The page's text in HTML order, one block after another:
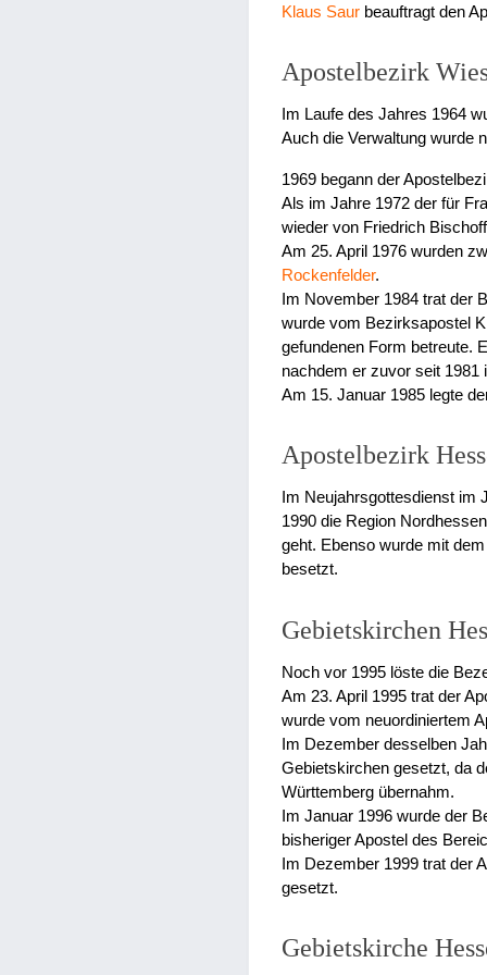
Klaus Saur beauftragt den
Apostelbezirk
Im Laufe des Jahres 1964
Auch die Verwaltung wurde
1969 begann der
Als im Jahre 1972 der für
wieder von Friedrich
Am 25. April 1976 wurden
Rockenfelder.
Im November 1984 trat der
wurde vom Bezirksapostel
gefundenen Form betreute.
nachdem er zuvor seit 1981
Am 15. Januar 1985 legte
Apostelbezirk
Im Neujahrsgottesdienst im
1990 die Region
geht. Ebenso wurde mit
besetzt.
Gebietskirchen
Noch vor 1995 löste die
Am 23. April 1995 trat der
wurde vom neuordiniertem
Im Dezember desselben
Gebietskirchen gesetzt, da
Württemberg übernahm.
Im Januar 1996 wurde der
bisheriger Apostel des
Im Dezember 1999 trat der
gesetzt.
Gebietskirche